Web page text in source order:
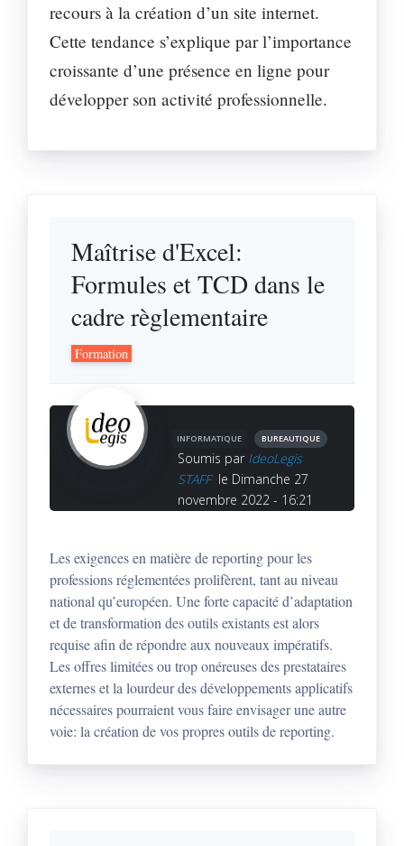
recours à la création d’un site internet.
Cette tendance s’explique par l’importance
croissante d’une présence en ligne pour
développer son activité professionnelle.
Maîtrise d'Excel:
Formules et TCD dans le
cadre règlementaire
Formation
INFORMATIQUE BUREAUTIQUE
Soumis par IdeoLegis
STAFF le Dimanche 27
novembre 2022 - 16:21
Les exigences en matière de reporting pour les
professions réglementées prolifèrent, tant au niveau
national qu’européen. Une forte capacité d’adaptation
et de transformation des outils existants est alors
requise afin de répondre aux nouveaux impératifs.
Les offres limitées ou trop onéreuses des prestataires
externes et la lourdeur des développements applicatifs
nécessaires pourraient vous faire envisager une autre
voie: la création de vos propres outils de reporting.